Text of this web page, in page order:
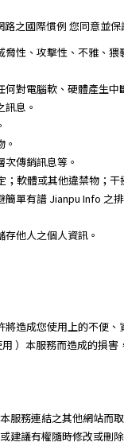
之國際慣例 您同意並
性、攻擊性、不雅、
對電腦軟、硬體產生中
息。
傳銷訊息等。
軟體或其他違禁物；
單有譜 Jianpu Info 之
他人之個人資訊。
造成您使用上的不便
）本服務而造成的損害
服務連結之其他網站而
建議有權隨時修改或刪